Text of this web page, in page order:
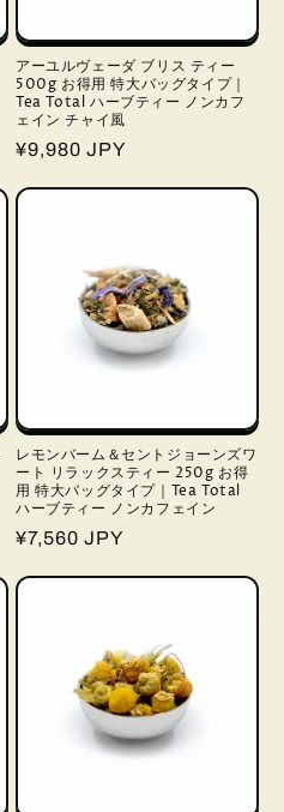
アーユルヴェーダ ブリス ティー
500g お得用 特大バッグタイプ｜
Tea Total ハーブティー ノンカフ
ェイン チャイ風
通
価
¥9,980 JPY
レモンバーム＆セントジョーンズワ
ート リラックスティー 250g お得
用 特大バッグタイプ｜Tea Total
ハーブティー ノンカフェイン
通
価
¥7,560 JPY